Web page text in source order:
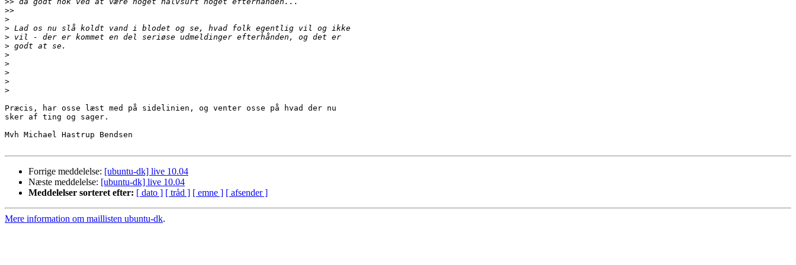
>>
>
>
>
>
>
>
>
>
>
Præcis, har osse læst med på sidelinien, og venter osse på hvad der nu
sker af ting og sager.
Mvh Michael Hastrup Bendsen
Forrige meddelelse: [ubuntu-dk] live 10.04
Næste meddelelse: [ubuntu-dk] live 10.04
Meddelelser sorteret efter: [ dato ] [ tråd ] [ emne ] [ afsender ]
Mere information om maillisten ubuntu-dk.